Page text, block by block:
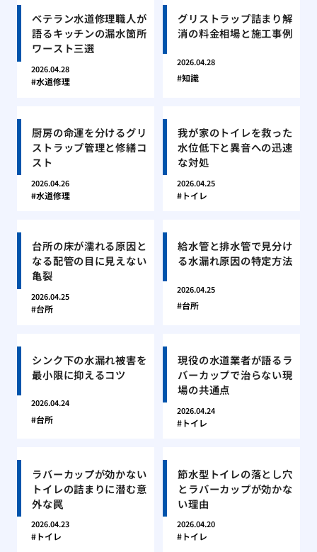
ベテラン水道修理職人が
語るキッチンの漏水箇所
ワースト三選
2026.04.28
水道修理
グリストラップ詰まり解
消の料金相場と施工事例
2026.04.28
知識
厨房の命運を分けるグリ
ストラップ管理と修繕コ
スト
2026.04.26
水道修理
我が家のトイレを救った
水位低下と異音への迅速
な対処
2026.04.25
トイレ
台所の床が濡れる原因と
なる配管の目に見えない
亀裂
2026.04.25
台所
給水管と排水管で見分け
る水漏れ原因の特定方法
2026.04.25
台所
シンク下の水漏れ被害を
最小限に抑えるコツ
2026.04.24
台所
現役の水道業者が語るラ
バーカップで治らない現
場の共通点
2026.04.24
トイレ
ラバーカップが効かない
トイレの詰まりに潜む意
外な罠
2026.04.23
トイレ
節水型トイレの落とし穴
とラバーカップが効かな
い理由
2026.04.20
トイレ